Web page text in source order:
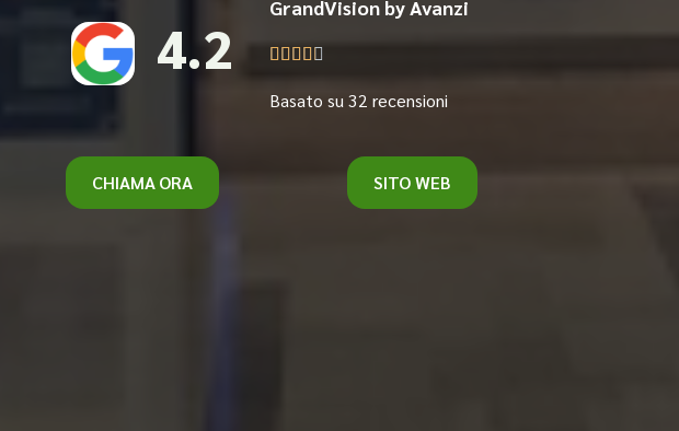
4.2
GrandVision by Avanzi
    
Basato su 32 recensioni
CHIAMA ORA SITO WEB